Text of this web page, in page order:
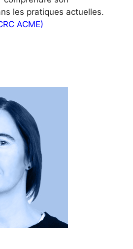
les pratiques actuelles.
ACME)